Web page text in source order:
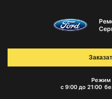
Режим
с 9:00 до 21:00